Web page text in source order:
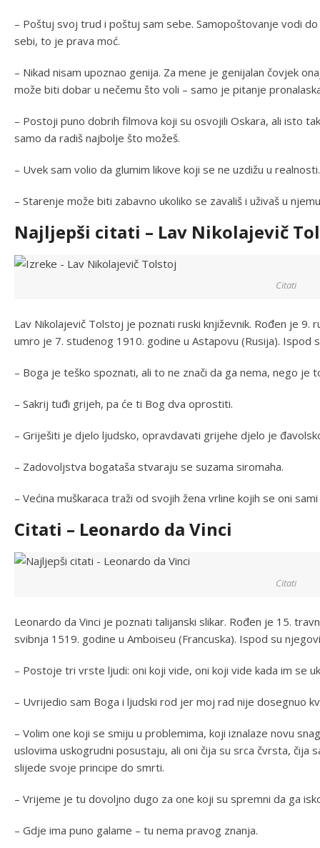
– Poštuj svoj trud i poštuj sam sebe. Samopoštovanje vodi
sebi, to je prava moć.
– Nikad nisam upoznao genija. Za mene je genijalan čovjek
može biti dobar u nečemu što voli – samo je pitanje
– Postoji puno dobrih filmova koji su osvojili Oskara, ali isto
samo da radiš najbolje što možeš.
– Uvek sam volio da glumim likove koji se ne uzdižu u realnosti.
– Starenje može biti zabavno ukoliko se zavališ i uživaš u
Najljepši citati – Lav Nikolajevič
Citati
Lav Nikolajevič Tolstoj je poznati ruski književnik. Rođen je 9.
umro je 7. studenog 1910. godine u Astapovu (Rusija). Ispod
– Boga je teško spoznati, ali to ne znači da ga nema, nego je
– Sakrij tuđi grijeh, pa će ti Bog dva oprostiti.
– Griješiti je djelo ljudsko, opravdavati grijehe djelo je
– Zadovoljstva bogataša stvaraju se suzama siromaha.
– Većina muškaraca traži od svojih žena vrline kojih se oni
Citati – Leonardo da Vinci
Citati
Leonardo da Vinci je poznati talijanski slikar. Rođen je 15.
svibnja 1519. godine u Amboiseu (Francuska). Ispod su
– Postoje tri vrste ljudi: oni koji vide, oni koji vide kada im se
– Uvrijedio sam Boga i ljudski rod jer moj rad nije dosegnuo
– Volim one koji se smiju u problemima, koji iznalaze novu
uslovima uskogrudni posustaju, ali oni čija su srca čvrsta, čija
slijede svoje principe do smrti.
– Vrijeme je tu dovoljno dugo za one koji su spremni da ga
– Gdje ima puno galame – tu nema pravog znanja.